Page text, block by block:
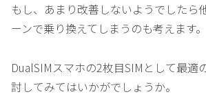
もし、あまり改善しないようでしたら
ーンで乗り換えてしまうのも考えます。
DualSIMスマホの2枚目SIMとして最適
討してみてはいかがでしょうか。